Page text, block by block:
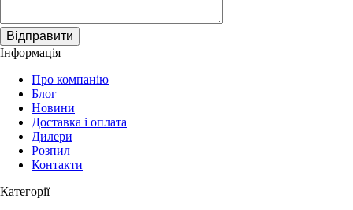
Відправити
Інформація
Про компанію
Блог
Новини
Доставка і оплата
Дилери
Розпил
Контакти
Категорії